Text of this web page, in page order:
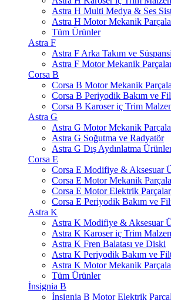
Astra H Multi Medya & Ses
Astra H Motor Mekanik
Tüm Ürünler
Astra F
Astra F Arka Takım ve
Astra F Motor Mekanik
Corsa B
Corsa B Motor Mekanik
Corsa B Periyodik Bakım ve
Corsa B Karoser iç Trim
Astra G
Astra G Motor Mekanik
Astra G Soğutma ve Radyatör
Astra G Dış Aydınlatma
Corsa E
Corsa E Modifiye & Aksesuar
Corsa E Motor Mekanik
Corsa E Motor Elektrik
Corsa E Periyodik Bakım ve
Astra K
Astra K Modifiye & Aksesuar
Astra K Karoser iç Trim
Astra K Fren Balatası ve Diski
Astra K Periyodik Bakım ve
Astra K Motor Mekanik
Tüm Ürünler
İnsignia B
İnsignia B Motor Elektrik